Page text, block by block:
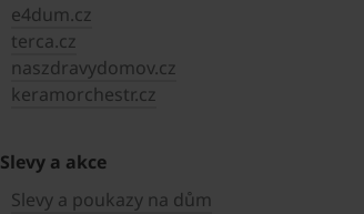
e4dum.cz
terca.cz
naszdravydomov.cz
keramorchestr.cz
Slevy a akce
Slevy a poukazy na dům